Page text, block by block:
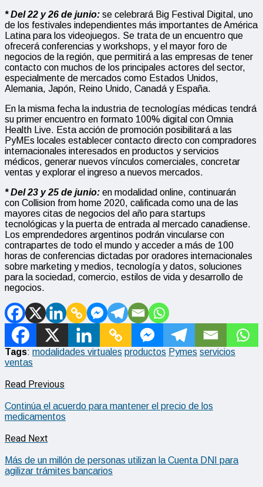
* Del 22 y 26 de junio: se celebrará Big Festival Digital, uno
de los festivales independientes más importantes de América
Latina para los videojuegos. Se trata de un encuentro que
ofrecerá conferencias y workshops, y el mayor foro de
negocios de la región, que permitirá a las empresas de tener
contacto con muchos de los principales actores del sector,
especialmente de mercados como Estados Unidos,
Alemania, Japón, Reino Unido, Canadá y España.
En la misma fecha la industria de tecnologías médicas tendrá
su primer encuentro en formato 100% digital con Omnia
Health Live. Esta acción de promoción posibilitará a las
PyMEs locales establecer contacto directo con compradores
internacionales interesados en productos y servicios
médicos, generar nuevos vínculos comerciales, concretar
ventas y explorar el ingreso a nuevos mercados.
* Del 23 y 25 de junio: en modalidad online, continuarán
con Collision from home 2020, calificada como una de las
mayores citas de negocios del año para startups
tecnológicas y la puerta de entrada al mercado canadiense.
Los emprendedores argentinos podrán vincularse con
contrapartes de todo el mundo y acceder a más de 100
horas de conferencias dictadas por oradores internacionales
sobre marketing y medios, tecnología y datos, soluciones
para la sociedad, comercio, estilos de vida y desarrollo de
negocios.
Tags: modalidades virtuales productos Pymes servicios
ventas
Read Previous
Continúa el acuerdo para mantener el precio de los
medicamentos
Read Next
Más de un millón de personas utilizan la Cuenta DNI para
agilizar trámites bancarios